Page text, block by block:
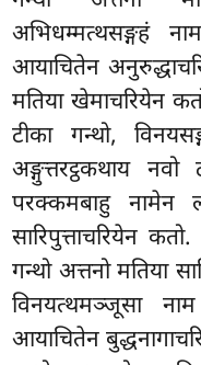
अभिधम्मत्थसङ्गहं
आयाचितेन
मतिया खेमाचरियेन
टीका गन्थो,
अङ्गुत्तरट्ठकथाय
परक्कमबाहु नामेन
सारिपुत्ताचरियेन
गन्थो अत्तनो मतिया
विनयत्थमञ्जूसा
आयाचितेन